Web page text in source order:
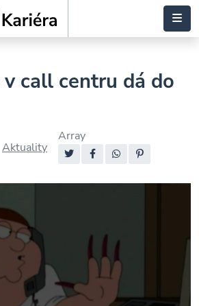
call centru dá do
Aktuality Sdílejte:
Array